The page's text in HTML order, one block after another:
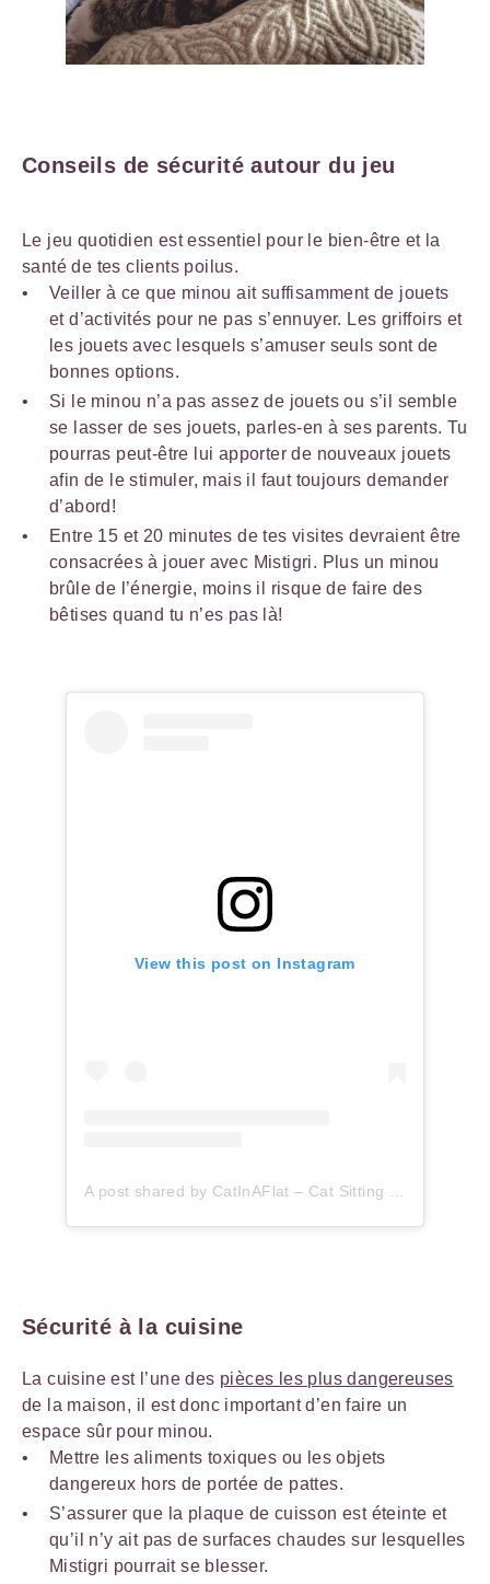
Conseils de sécurité autour du jeu
Le jeu quotidien est essentiel pour le bien-être et la
santé de tes clients poilus.
Veiller à ce que minou ait suffisamment de jouets
et d’activités pour ne pas s’ennuyer. Les griffoirs et
les jouets avec lesquels s’amuser seuls sont de
bonnes options.
Si le minou n’a pas assez de jouets ou s’il semble
se lasser de ses jouets, parles-en à ses parents. Tu
pourras peut-être lui apporter de nouveaux jouets
afin de le stimuler, mais il faut toujours demander
d’abord!
Entre 15 et 20 minutes de tes visites devraient être
consacrées à jouer avec Mistigri. Plus un minou
brûle de l’énergie, moins il risque de faire des
bêtises quand tu n’es pas là!
View this post on Instagram
Sécurité à la cuisine
La cuisine est l’une des pièces les plus dangereuses
de la maison, il est donc important d’en faire un
espace sûr pour minou.
Mettre les aliments toxiques ou les objets
dangereux hors de portée de pattes.
S’assurer que la plaque de cuisson est éteinte et
qu’il n’y ait pas de surfaces chaudes sur lesquelles
Mistigri pourrait se blesser.